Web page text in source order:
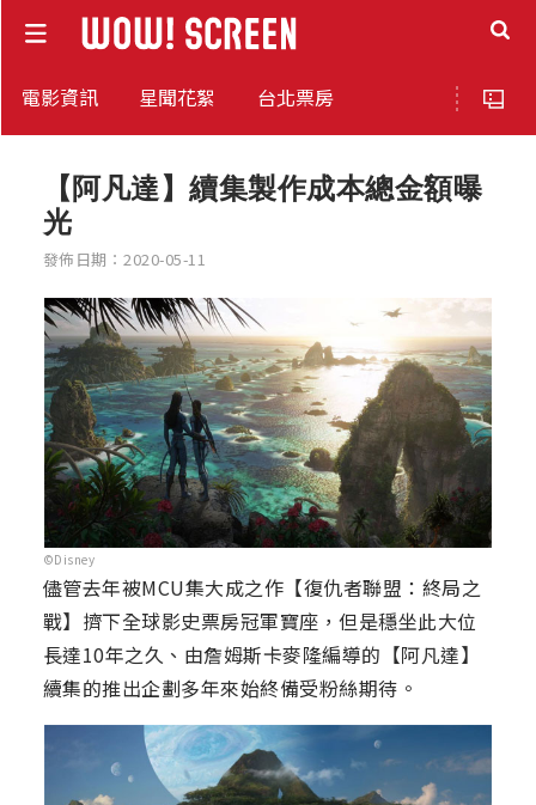
電影資訊 星聞花絮 台北票房
【阿凡達】續集製作成本總金額曝
光
發佈日期：2020-05-11
©Disney
儘管去年被MCU集大成之作【復仇者聯盟：終局之
戰】擠下全球影史票房冠軍寶座，但是穩坐此大位
長達10年之久、由詹姆斯卡麥隆編導的【阿凡達】
續集的推出企劃多年來始終備受粉絲期待。